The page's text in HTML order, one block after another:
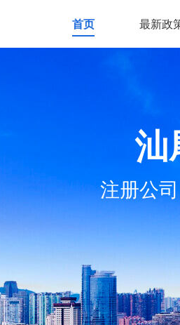
首页 最新政
汕
注册公